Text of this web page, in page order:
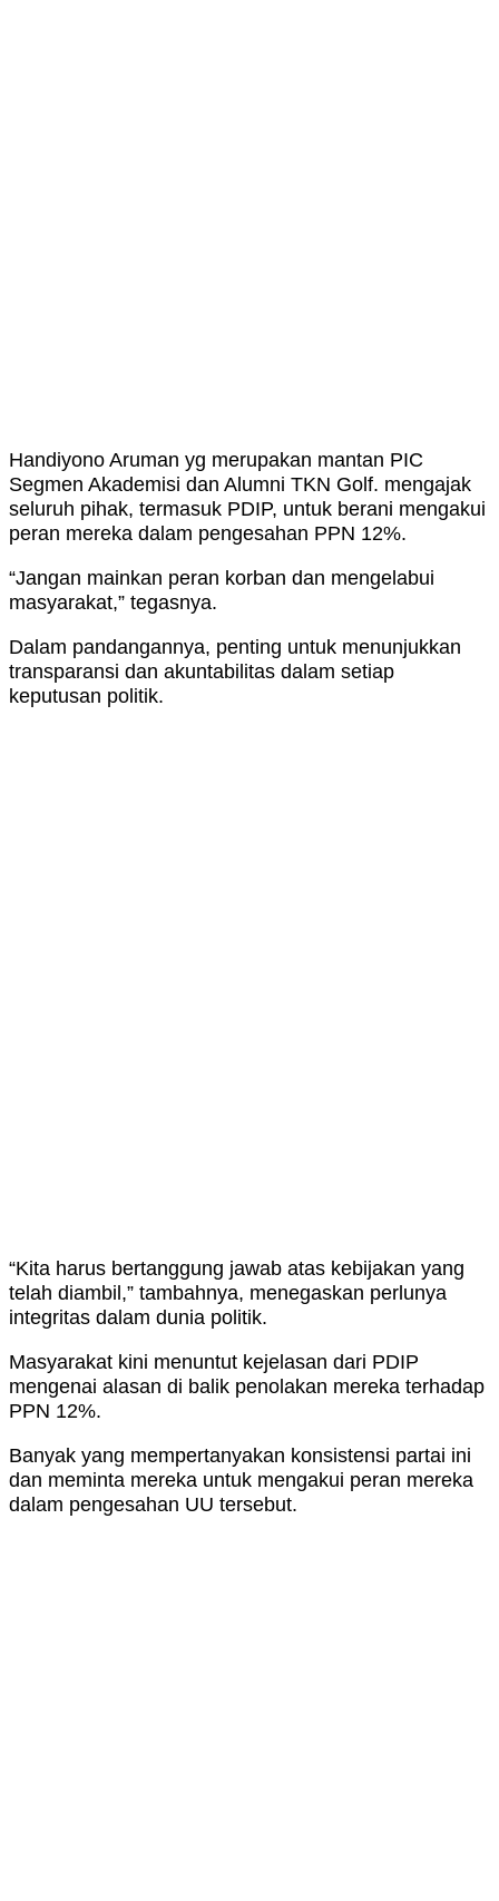
Handiyono Aruman yg merupakan mantan PIC
Segmen Akademisi dan Alumni TKN Golf. mengajak
seluruh pihak, termasuk PDIP, untuk berani mengakui
peran mereka dalam pengesahan PPN 12%.
“Jangan mainkan peran korban dan mengelabui
masyarakat,” tegasnya.
Dalam pandangannya, penting untuk menunjukkan
transparansi dan akuntabilitas dalam setiap
keputusan politik.
“Kita harus bertanggung jawab atas kebijakan yang
telah diambil,” tambahnya, menegaskan perlunya
integritas dalam dunia politik.
Masyarakat kini menuntut kejelasan dari PDIP
mengenai alasan di balik penolakan mereka terhadap
PPN 12%.
Banyak yang mempertanyakan konsistensi partai ini
dan meminta mereka untuk mengakui peran mereka
dalam pengesahan UU tersebut.